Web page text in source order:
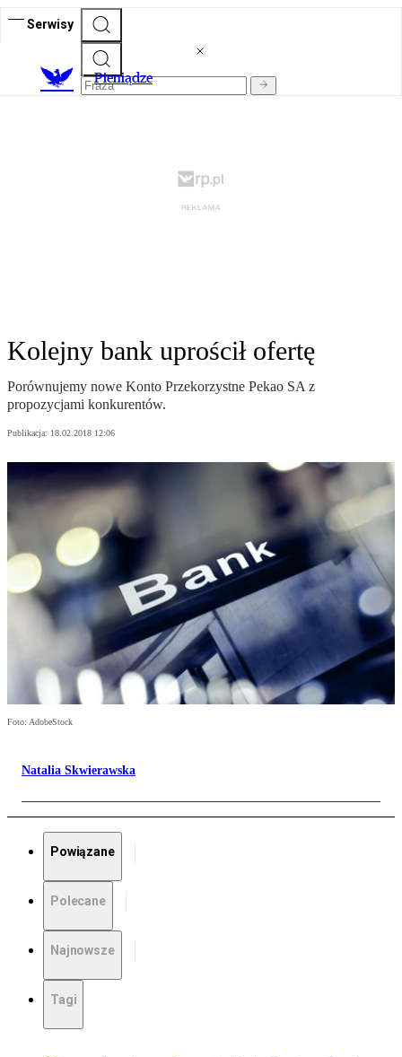
Serwisy
Pieniądze
Kolejny bank uprościł ofertę
Porównujemy nowe Konto Przekorzystne Pekao SA z
propozycjami konkurentów.
Publikacja: 18.02.2018 12:06
Foto: AdobeStock
Natalia Skwierawska
Powiązane
Polecane
Najnowsze
Tagi